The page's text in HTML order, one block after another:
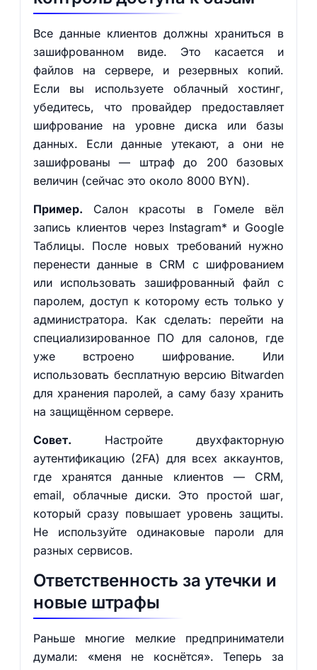
Все данные клиентов должны храниться в
зашифрованном виде. Это касается и
файлов на сервере, и резервных копий.
Если вы используете облачный хостинг,
убедитесь, что провайдер предоставляет
шифрование на уровне диска или базы
данных. Если данные утекают, а они не
зашифрованы — штраф до 200 базовых
величин (сейчас это около 8000 BYN).
Пример. Салон красоты в Гомеле вёл
запись клиентов через Instagram* и Google
Таблицы. После новых требований нужно
перенести данные в CRM с шифрованием
или использовать зашифрованный файл с
паролем, доступ к которому есть только у
администратора. Как сделать: перейти на
специализированное ПО для салонов, где
уже встроено шифрование. Или
использовать бесплатную версию Bitwarden
для хранения паролей, а саму базу хранить
на защищённом сервере.
Совет. Настройте двухфакторную
аутентификацию (2FA) для всех аккаунтов,
где хранятся данные клиентов — CRM,
email, облачные диски. Это простой шаг,
который сразу повышает уровень защиты.
Не используйте одинаковые пароли для
разных сервисов.
Ответственность за утечки и
новые штрафы
Раньше многие мелкие предприниматели
думали: «меня не коснётся». Теперь за